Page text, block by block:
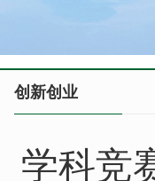
创新创业
学科竞